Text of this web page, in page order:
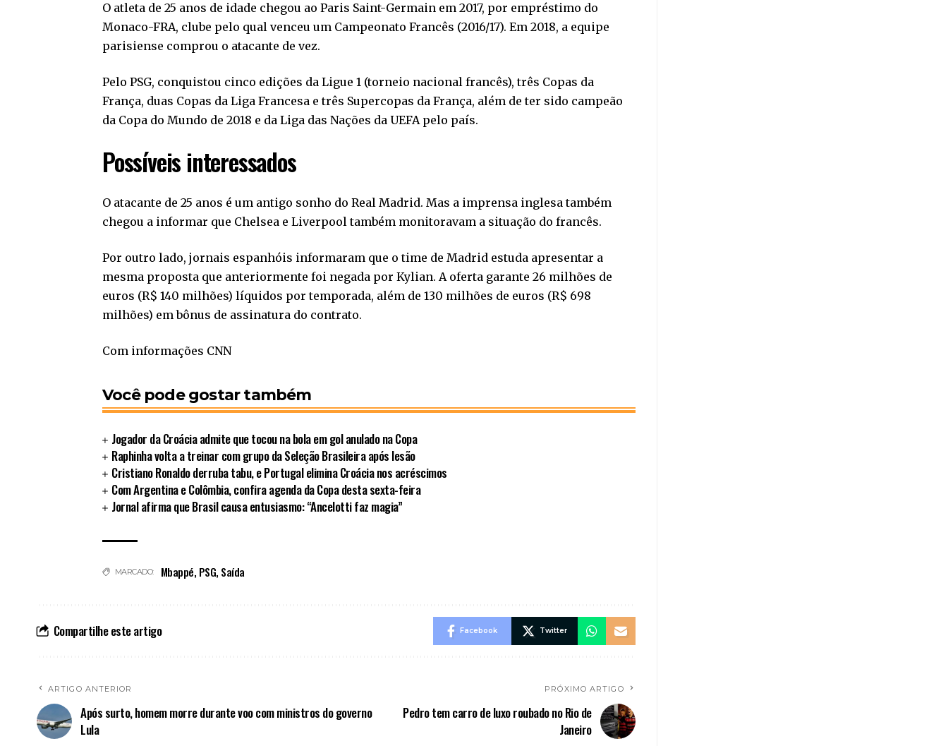
O atleta de 25 anos de idade chegou ao Paris Saint-Germain em 2017, por empréstimo do
Monaco-FRA, clube pelo qual venceu um Campeonato Francês (2016/17). Em 2018, a equipe
parisiense comprou o atacante de vez.
Pelo PSG, conquistou cinco edições da Ligue 1 (torneio nacional francês), três Copas da
França, duas Copas da Liga Francesa e três Supercopas da França, além de ter sido campeão
da Copa do Mundo de 2018 e da Liga das Nações da UEFA pelo país.
Possíveis interessados
O atacante de 25 anos é um antigo sonho do Real Madrid. Mas a imprensa inglesa também
chegou a informar que Chelsea e Liverpool também monitoravam a situação do francês.
Por outro lado, jornais espanhóis informaram que o time de Madrid estuda apresentar a
mesma proposta que anteriormente foi negada por Kylian. A oferta garante 26 milhões de
euros (R$ 140 milhões) líquidos por temporada, além de 130 milhões de euros (R$ 698
milhões) em bônus de assinatura do contrato.
Com informações CNN
Você pode gostar também
Jogador da Croácia admite que tocou na bola em gol anulado na Copa
Raphinha volta a treinar com grupo da Seleção Brasileira após lesão
Cristiano Ronaldo derruba tabu, e Portugal elimina Croácia nos acréscimos
Com Argentina e Colômbia, confira agenda da Copa desta sexta-feira
Jornal afirma que Brasil causa entusiasmo: “Ancelotti faz magia”
MARCADO: Mbappé, PSG, Saída
Compartilhe este artigo Facebook Twitter
ARTIGO ANTERIOR
Após surto, homem morre durante voo com ministros do governo
Lula
PRÓXIMO ARTIGO
Pedro tem carro de luxo roubado no Rio de
Janeiro